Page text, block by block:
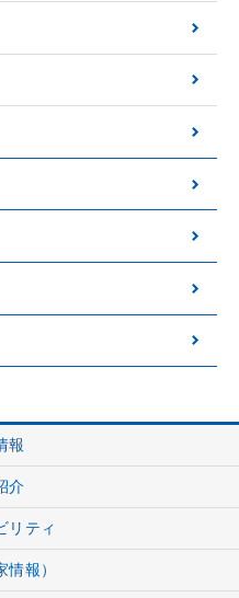
報
介
リティ
情報）